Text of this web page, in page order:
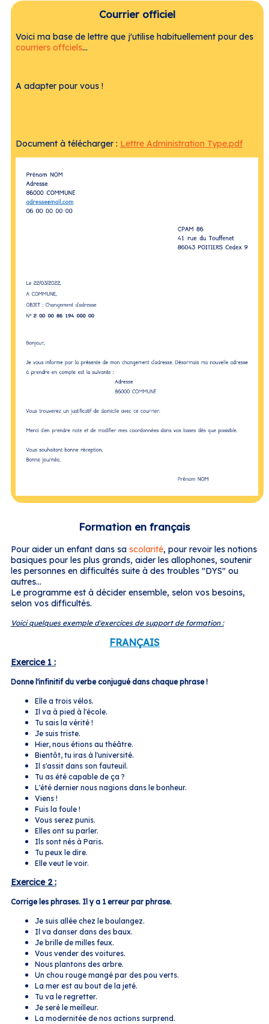
Courrier officiel
Voici ma base de lettre que j'utilise habituellement pour des
courriers offciels...
A adapter pour vous !
Document à télécharger : Lettre Administration Type.pdf
Formation en français
Pour aider un enfant dans sa scolarité, pour revoir les notions
basiques pour les plus grands, aider les allophones, soutenir
les personnes en difficultés suite à des troubles "DYS" ou
autres...
Le programme est à décider ensemble, selon vos besoins,
selon vos difficultés.
Voici quelques exemple d'exercices de support de formation :
FRANÇAIS
Exercice 1 :
Donne l'infinitif du verbe conjugué dans chaque phrase !
Elle a trois vélos.
Il va à pied à l'école.
Tu sais la vérité !
Je suis triste.
Hier, nous étions au théâtre.
Bientôt, tu iras à l'université.
Il s'assit dans son fauteuil.
Tu as été capable de ça ?
L'été dernier nous nagions dans le bonheur.
Viens !
Fuis la foule !
Vous serez punis.
Elles ont su parler.
Ils sont nés à Paris.
Tu peux le dire.
Elle veut le voir.
Exercice 2 :
Corrige les phrases. Il y a 1 erreur par phrase.
Je suis allée chez le boulangez.
Il va danser dans des baux.
Je brille de milles feux.
Vous vender des voitures.
Nous plantons des arbre.
Un chou rouge mangé par des pou verts.
La mer est au bout de la jeté.
Tu va le regretter.
Je seré le meilleur.
La modernitée de nos actions surprend.